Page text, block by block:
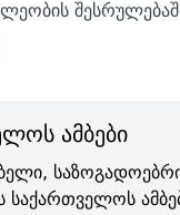
ამბები
საქართველოს